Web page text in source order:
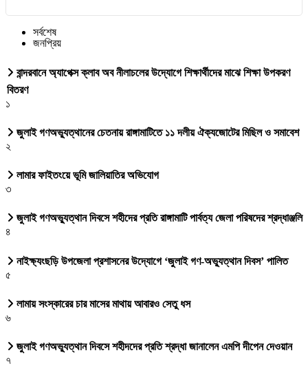
সর্বশেষ
জনপ্রিয়
বান্দরবানে অ্যাপেক্স ক্লাব অব নীলাচলের উদ্যোগে শিক্ষার্থীদের মাঝে শিক্ষা উপকরণ
বিতরণ
১
জুলাই গণঅভ্যুত্থানের চেতনায় রাঙ্গামাটিতে ১১ দলীয় ঐক্যজোটের মিছিল ও সমাবেশ
২
লামার ফাইতংয়ে ভূমি জালিয়াতির অভিযোগ
৩
জুলাই গণঅভ্যুত্থান দিবসে শহীদের প্রতি রাঙ্গামাটি পার্বত্য জেলা পরিষদের শ্রদ্ধাঞ্জলি
৪
নাইক্ষ্যংছড়ি উপজেলা প্রশাসনের উদ্যোগে ‘জুলাই গণ-অভ্যুত্থান দিবস’ পালিত
৫
লামায় সংস্কারের চার মাসের মাথায় আবারও সেতু ধস
৬
জুলাই গণঅভ্যুত্থান দিবসে শহীদদের প্রতি শ্রদ্ধা জানালেন এমপি দীপেন দেওয়ান
৭